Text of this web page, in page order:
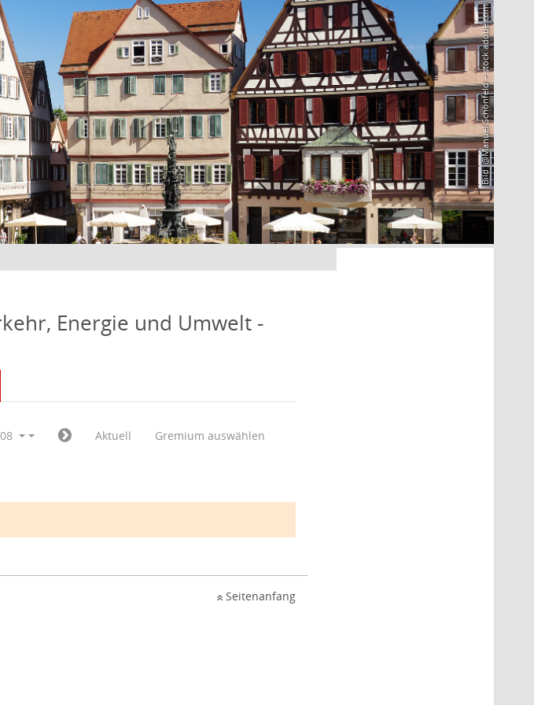
Bild: @Manuel Schönfeld – stock.adobe.com
Energie und Umwelt -
Aktuell Gremium auswählen
Seitenanfang